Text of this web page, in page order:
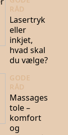
RÅD
Lasertryk
eller
inkjet,
hvad skal
du vælge?
GODE
RÅD
Massages
tole –
komfort
og